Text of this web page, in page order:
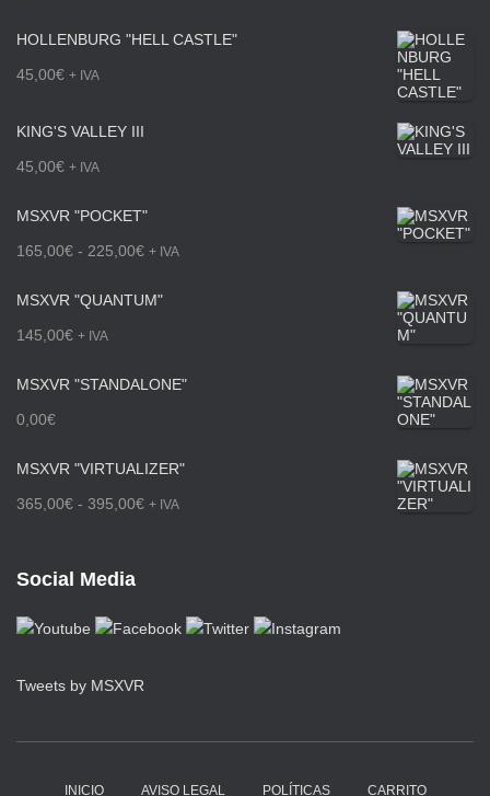
HOLLENBURG "HELL CASTLE"
45,00€ + IVA
KING'S VALLEY III
45,00€ + IVA
MSXVR "POCKET"
165,00€ - 225,00€R
o
e
p
d
+ IVA
MSXVR "QUANTUM"
145,00€ + IVA
MSXVR "STANDALONE"
0,00€
MSXVR "VIRTUALIZER"
365,00€ - 395,00€R
r
+ IVA
Social Media
Tweets by MSXVR
INICIO AVISO LEGAL POLÍTICAS CARRITO